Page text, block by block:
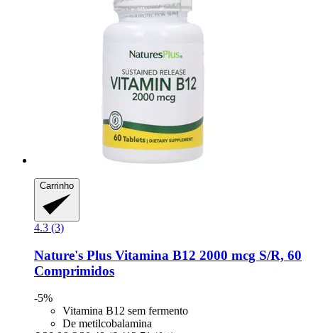
Carrinho
4.3 (3)
Nature's Plus Vitamina B12 2000 mcg S/R, 60
Comprimidos
-5%
Vitamina B12 sem fermento
De metilcobalamina